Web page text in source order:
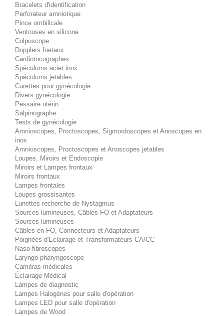
Bracelets d'identification
Perforateur amniotique
Pince ombilicale
Ventouses en silicone
Colposcope
Dopplers foetaux
Cardiotocographes
Spéculums acier inox
Spéculums jetables
Curettes pour gynécologie
Divers gynécologie
Pessaire utérin
Salpinographe
Tests de gynécologie
Amnioscopes, Proctoscopes, Sigmoïdoscopes et Anoscopes en
inox
Amnioscopes, Proctoscopes et Anoscopes jetables
Loupes, Miroirs et Endoscopie
Miroirs et Lampes frontaux
Miroirs frontaux
Lampes frontales
Loupes grossisantes
Lunettes recherche de Nystagmus
Sources lumineuses, Câbles FO et Adaptateurs
Sources lumineuses
Câbles en FO, Connecteurs et Adaptateurs
Poignées d'Eclairage et Transformateurs CA/CC
Naso-fibroscopes
Laryngo-pharyngoscope
Caméras médicales
Éclairage Médical
Lampes de diagnostic
Lampes Halogènes pour salle d'opération
Lampes LED pour salle d'opération
Lampes de Wood